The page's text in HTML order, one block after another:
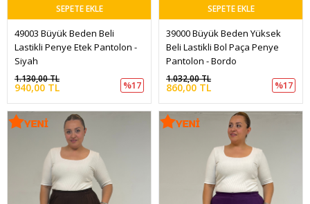
SEPETE EKLE
49003 Büyük Beden Beli
Lastikli Penye Etek Pantolon -
Siyah
940,00 TL
1.130,00 TL
%17
SEPETE EKLE
39000 Büyük Beden Yüksek
Beli Lastikli Bol Paça Penye
Pantolon - Bordo
860,00 TL
1.032,00 TL
%17